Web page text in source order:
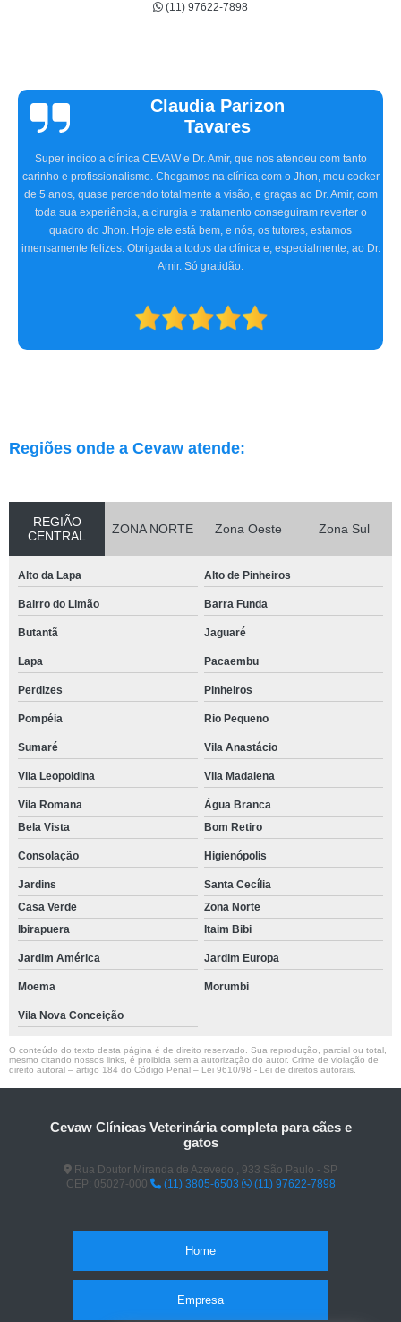
(11) 97622-7898
Vinicius
Sallinas
preocupados porque frequentemente nosso pet, o Ozzy, ficava com o olho
irritado, às vezes quase fechado. O Doutor Amir, na primeira consulta,
detectou o problema, receitou os remédios necessários, e realizamos dois
procedimentos cirúrgicos com excelência. O atendimento e
acompanhamento foram ótimos desde a primeira consulta até o pós-
operatório. Indicamos a clínica para consultas oftalmológicas e qualquer
especialidade que atendam.
Regiões onde a Cevaw atende:
REGIÃO
CENTRAL
ZONA NORTE Zona Oeste Zona Sul
Alto da Lapa Alto de Pinheiros
Bairro do Limão Barra Funda
Butantã Jaguaré
Lapa Pacaembu
Perdizes Pinheiros
Pompéia Rio Pequeno
Sumaré Vila Anastácio
Vila Leopoldina Vila Madalena
Vila Romana
Água Branca
Bela Vista
Bom Retiro
Consolação Higienópolis
Jardins
Santa Cecília
Casa Verde
Zona Norte
Ibirapuera
Itaim Bibi
Jardim América Jardim Europa
Moema Morumbi
Vila Nova Conceição
O conteúdo do texto desta página é de direito reservado. Sua reprodução, parcial ou total,
mesmo citando nossos links, é proibida sem a autorização do autor. Crime de violação de
direito autoral – artigo 184 do Código Penal – Lei 9610/98 - Lei de direitos autorais
Cevaw Clínicas Veterinária completa para cães e
gatos
Rua Doutor Miranda de Azevedo , 933 São Paulo - SP
CEP: 05027-000
(11) 3805-6503 (11) 97622-7898
Home
Empresa